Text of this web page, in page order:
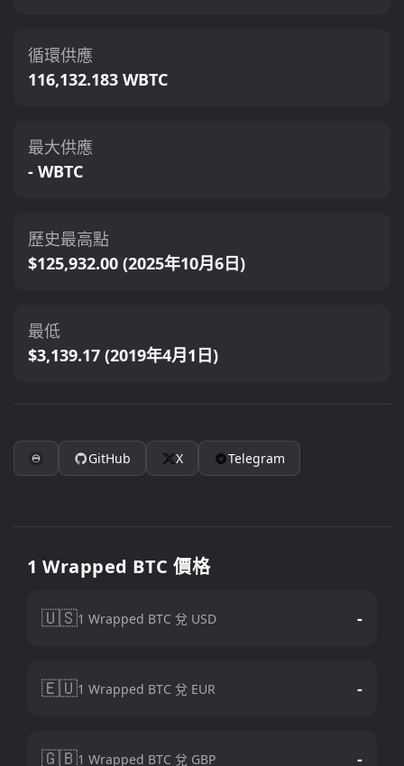
循環供應
116,132.183 WBTC
最大供應
- WBTC
歷史最高點
$125,932.00 (2025年10月6日)
最低
$3,139.17 (2019年4月1日)
GitHub X Telegram
1 Wrapped BTC 價格
🇺🇸1 Wrapped BTC 兌 USD -
🇪🇺1 Wrapped BTC 兌 EUR -
🇬🇧1 Wrapped BTC 兌 GBP -